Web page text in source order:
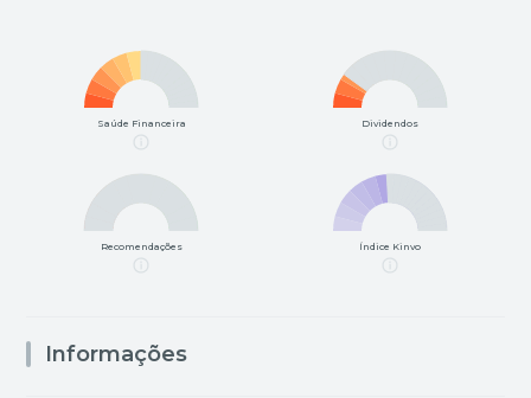
Saúde Financeira Dividendos
Recomendações Índice Kinvo
Informações